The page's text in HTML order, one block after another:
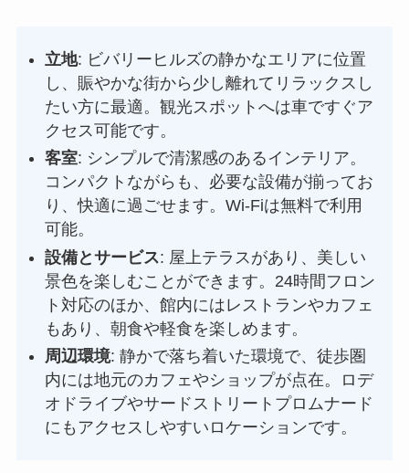
立地: ビバリーヒルズの静かなエリアに位置
し、賑やかな街から少し離れてリラックスし
たい方に最適。観光スポットへは車ですぐア
クセス可能です。
客室: シンプルで清潔感のあるインテリア。
コンパクトながらも、必要な設備が揃ってお
り、快適に過ごせます。Wi-Fiは無料で利用
可能。
設備とサービス: 屋上テラスがあり、美しい
景色を楽しむことができます。24時間フロン
ト対応のほか、館内にはレストランやカフェ
もあり、朝食や軽食を楽しめます。
周辺環境: 静かで落ち着いた環境で、徒歩圏
内には地元のカフェやショップが点在。ロデ
オドライブやサードストリートプロムナード
にもアクセスしやすいロケーションです。